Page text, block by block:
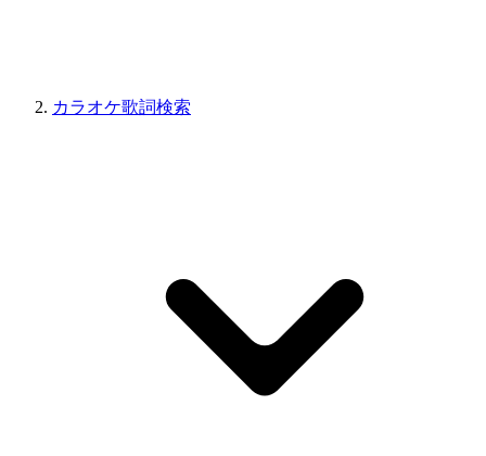
カラオケ歌詞検索